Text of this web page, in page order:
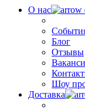
О нас
Блог
Отзывы
Шоу
Доставка